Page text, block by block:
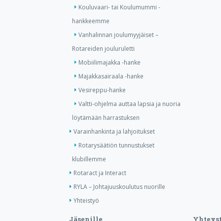
Kouluvaari- tai Koulumummi -
hankkeemme
Vanhalinnan joulumyyjäiset –
Rotareiden jouluruletti
Mobiilimajakka -hanke
Majakkasairaala -hanke
Vesireppu-hanke
Valtti-ohjelma auttaa lapsia ja nuoria
löytämään harrastuksen
Varainhankinta ja lahjoitukset
Rotarysäätiön tunnustukset
klubillemme
Rotaract ja Interact
RYLA – Johtajuuskoulutus nuorille
Yhteistyö
Jäsenille